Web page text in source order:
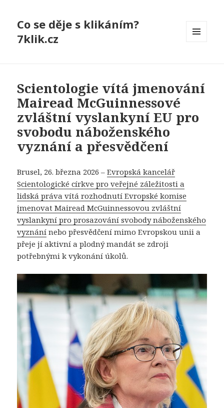
Co se děje s klikáním?
7klik.cz
Scientologie vítá jmenování
Mairead McGuinnessové
zvláštní vyslankyní EU pro
svobodu náboženského
vyznání a přesvědčení
Brusel, 26. března 2026 –Evropská kancelář
Scientologické církve pro veřejné záležitosti a
lidská práva vítá rozhodnutí Evropské komise
jmenovat Mairead McGuinnessovou zvláštní
vyslankyní pro prosazování svobody náboženského
vyznání nebo přesvědčení mimo Evropskou unii a
přeje jí aktivní a plodný mandát se zdroji
potřebnými k vykonání úkolů.